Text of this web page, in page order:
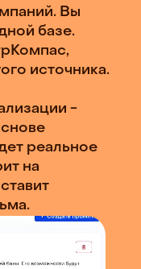
Вы
базе.
источника.
-
реальное
на